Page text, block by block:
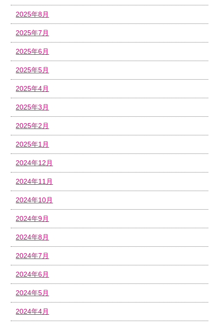
2025年8月
2025年7月
2025年6月
2025年5月
2025年4月
2025年3月
2025年2月
2025年1月
2024年12月
2024年11月
2024年10月
2024年9月
2024年8月
2024年7月
2024年6月
2024年5月
2024年4月